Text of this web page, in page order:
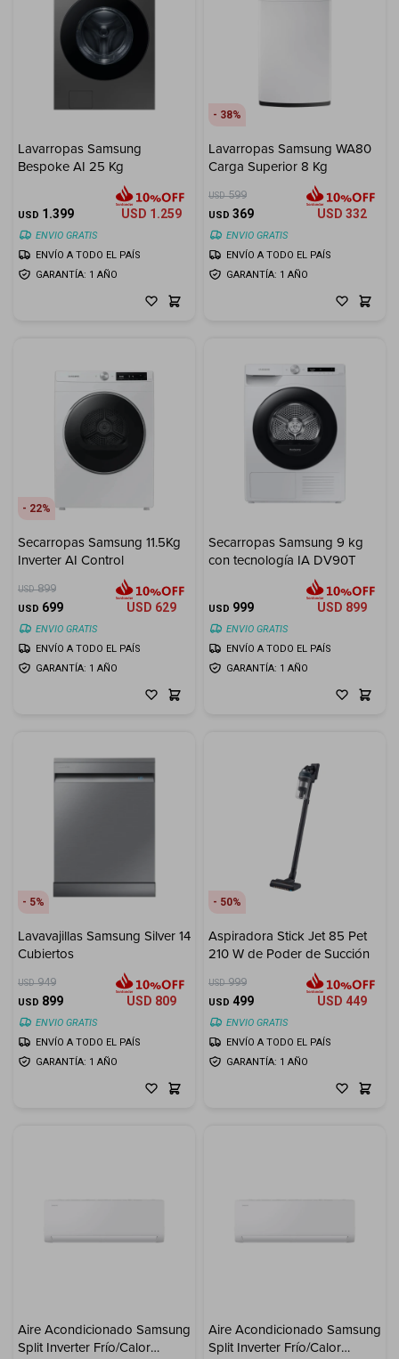
Lavarropas Samsung
Bespoke AI 25 Kg
USD 1.399 USD 1.259
ENVIO GRATIS
GARANTÍA: 1 AÑO
ENVÍO A TODO EL PAÍS
38
Lavarropas Samsung WA80
Carga Superior 8 Kg
USD 599
USD 369 USD 332
ENVIO GRATIS
GARANTÍA: 1 AÑO
ENVÍO A TODO EL PAÍS
22
Secarropas Samsung 11.5Kg
Inverter AI Control
USD 899
USD 699 USD 629
ENVIO GRATIS
GARANTÍA: 1 AÑO
ENVÍO A TODO EL PAÍS
Secarropas Samsung 9 kg
con tecnología IA DV90T
USD 999 USD 899
ENVIO GRATIS
GARANTÍA: 1 AÑO
ENVÍO A TODO EL PAÍS
5
Lavavajillas Samsung Silver 14
Cubiertos
USD 949
USD 899 USD 809
ENVIO GRATIS
GARANTÍA: 1 AÑO
ENVÍO A TODO EL PAÍS
50
Aspiradora Stick Jet 85 Pet
210 W de Poder de Succión
USD 999
USD 499 USD 449
ENVIO GRATIS
GARANTÍA: 1 AÑO
ENVÍO A TODO EL PAÍS
Aire Acondicionado Samsung
Split Inverter Frío/Calor
Aire Acondicionado Samsung
Split Inverter Frío/Calor